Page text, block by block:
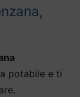
potabile e ti